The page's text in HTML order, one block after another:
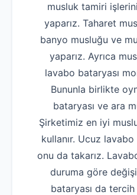
musluk tamiri
yaparız. Taharet
banyo musluğu ve
yaparız. Ayrıca
lavabo bataryası
Bununla birlikte
bataryası ve ara
Şirketimiz en iyi
kullanır. Ucuz
onu da takarız.
duruma göre
bataryası da